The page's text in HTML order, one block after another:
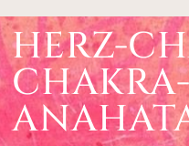
HERZ-